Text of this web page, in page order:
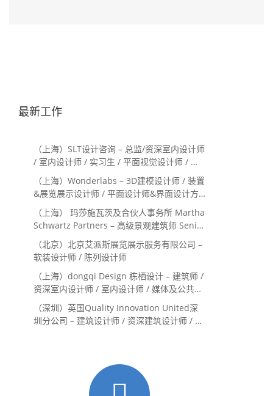
最新工作
（上海）SLT设计咨询 – 总监/资深室内设计师
/ 室内设计师 / 实习生 / 平面视觉设计师 / 项
目经理/中后期负责人 / 媒体公关负责人 / 服
务体验设计师
（上海）Wonderlabs – 3D建模设计师 / 装置
&展览展示设计师 / 平面设计师&界面设计方
（上海） 玛莎施瓦茨及合伙人事务所 Martha
Schwartz Partners – 高级景观建筑师 Senior
Landscape Designer / 景观建筑师
Landscape Designer
（北京）北京艾派斯展览展示服务有限公司 –
软装设计师 / 陈列设计师
（上海）dongqi Design 栋栖设计 – 建筑师 /
资深室内设计师 / 室内设计师 / 媒体及公共关
系主管 / 设计实习生（常年招聘）
（深圳）英国Quality Innovation United深
圳分公司 – 建筑设计师 / 资深建筑设计师 / 室